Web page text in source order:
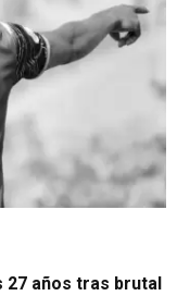
años tras brutal